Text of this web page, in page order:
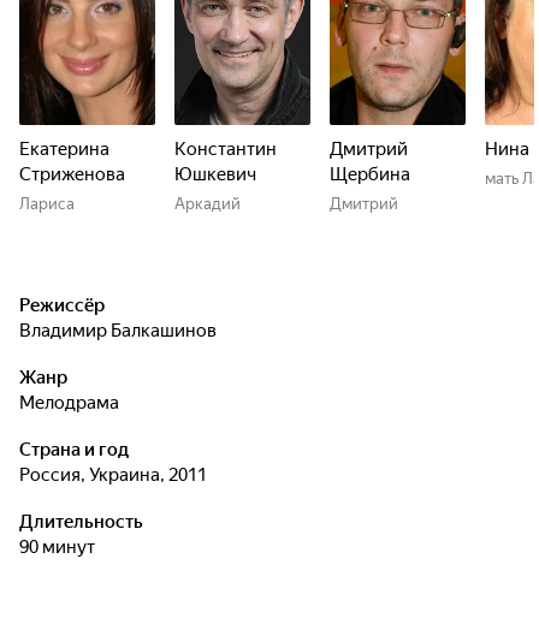
Екатерина
Стриженова
Лариса
Константин
Юшкевич
Аркадий
Дмитрий
Щербина
Дмитрий
Нина
мать
Режиссёр
Владимир Балкашинов
Жанр
мелодрама
Страна и год
Россия, Украина, 2011
Длительность
90 минут